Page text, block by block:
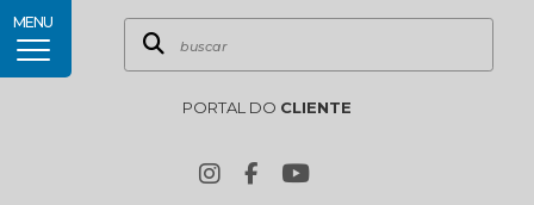
PORTAL DO CLIENTE
MENU